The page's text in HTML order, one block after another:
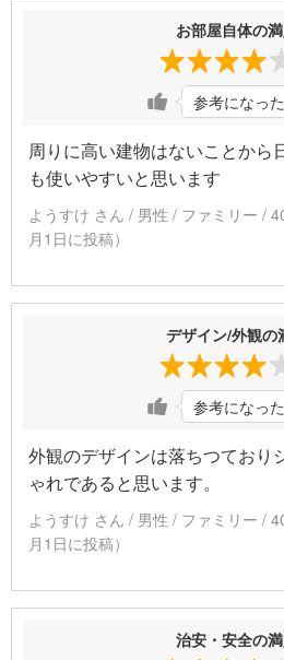
お部屋自体の
参考になった
周りに高い建物はないことから
も使いやすいと思います
ようすけ さん / 男性 / ファミリー /
月1日に投稿）
デザイン/外観の
参考になった
外観のデザインは落ちつており
ゃれであると思います。
ようすけ さん / 男性 / ファミリー /
月1日に投稿）
治安・安全の